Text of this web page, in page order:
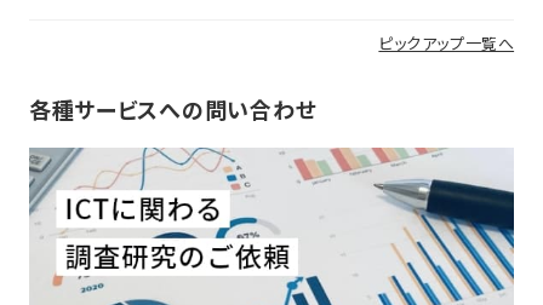
ピックアップ一覧へ
各種サービスへの問い合わせ